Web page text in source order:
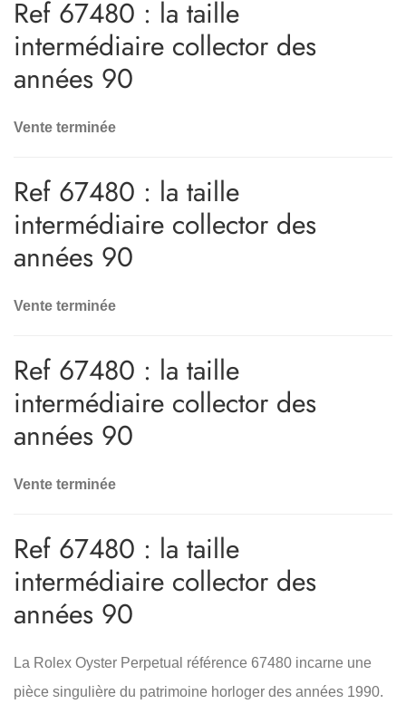
Ref 67480 : la taille
intermédiaire collector des
années 90
Vente terminée
Ref 67480 : la taille
intermédiaire collector des
années 90
Vente terminée
Ref 67480 : la taille
intermédiaire collector des
années 90
Vente terminée
Ref 67480 : la taille
intermédiaire collector des
années 90
La Rolex Oyster Perpetual référence 67480 incarne une
pièce singulière du patrimoine horloger des années 1990.